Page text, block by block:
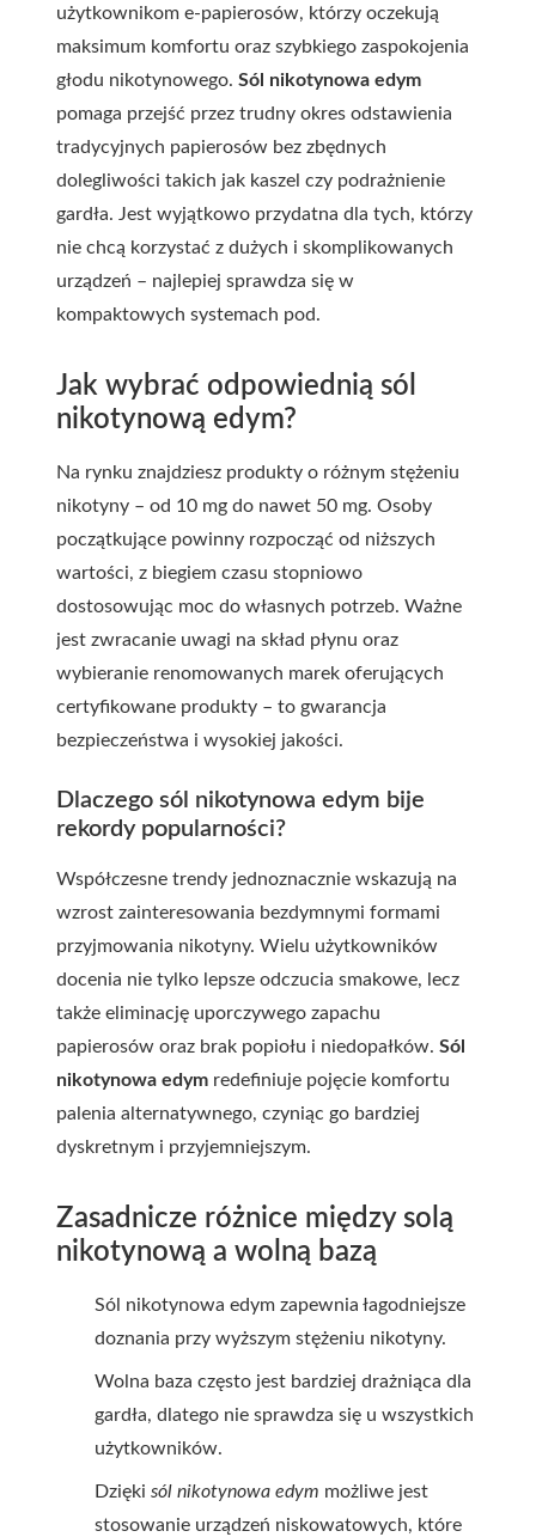
użytkownikom e-papierosów, którzy oczekują
maksimum komfortu oraz szybkiego zaspokojenia
głodu nikotynowego. Sól nikotynowa edym
pomaga przejść przez trudny okres odstawienia
tradycyjnych papierosów bez zbędnych
dolegliwości takich jak kaszel czy podrażnienie
gardła. Jest wyjątkowo przydatna dla tych, którzy
nie chcą korzystać z dużych i skomplikowanych
urządzeń – najlepiej sprawdza się w
kompaktowych systemach pod.
Jak wybrać odpowiednią sól
nikotynową edym?
Na rynku znajdziesz produkty o różnym stężeniu
nikotyny – od 10 mg do nawet 50 mg. Osoby
początkujące powinny rozpocząć od niższych
wartości, z biegiem czasu stopniowo
dostosowując moc do własnych potrzeb. Ważne
jest zwracanie uwagi na skład płynu oraz
wybieranie renomowanych marek oferujących
certyfikowane produkty – to gwarancja
bezpieczeństwa i wysokiej jakości.
Dlaczego sól nikotynowa edym bije
rekordy popularności?
Współczesne trendy jednoznacznie wskazują na
wzrost zainteresowania bezdymnymi formami
przyjmowania nikotyny. Wielu użytkowników
docenia nie tylko lepsze odczucia smakowe, lecz
także eliminację uporczywego zapachu
papierosów oraz brak popiołu i niedopałków. Sól
nikotynowa edym redefiniuje pojęcie komfortu
palenia alternatywnego, czyniąc go bardziej
dyskretnym i przyjemniejszym.
Zasadnicze różnice między solą
nikotynową a wolną bazą
Sól nikotynowa edym zapewnia łagodniejsze
doznania przy wyższym stężeniu nikotyny.
Wolna baza często jest bardziej drażniąca dla
gardła, dlatego nie sprawdza się u wszystkich
użytkowników.
Dzięki sól nikotynowa edym możliwe jest
stosowanie urządzeń niskowatowych, które